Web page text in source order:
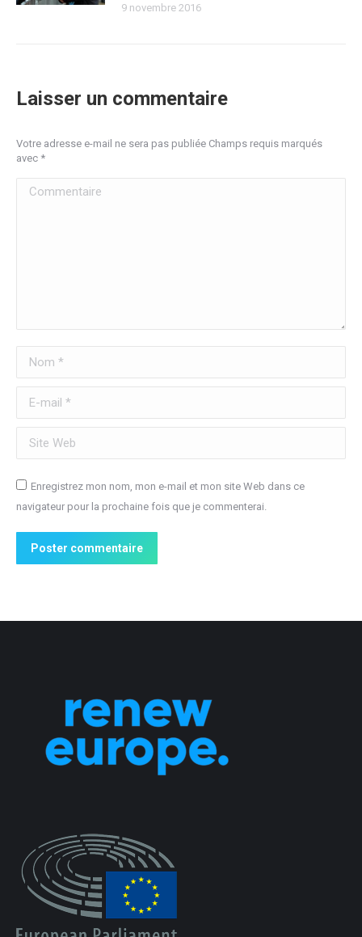
9 novembre 2016
Laisser un commentaire
Votre adresse e-mail ne sera pas publiée Champs requis marqués
avec *
Commentaire
Nom *
E-mail *
Site Web
Enregistrez mon nom, mon e-mail et mon site Web dans ce
navigateur pour la prochaine fois que je commenterai.
Poster commentaire